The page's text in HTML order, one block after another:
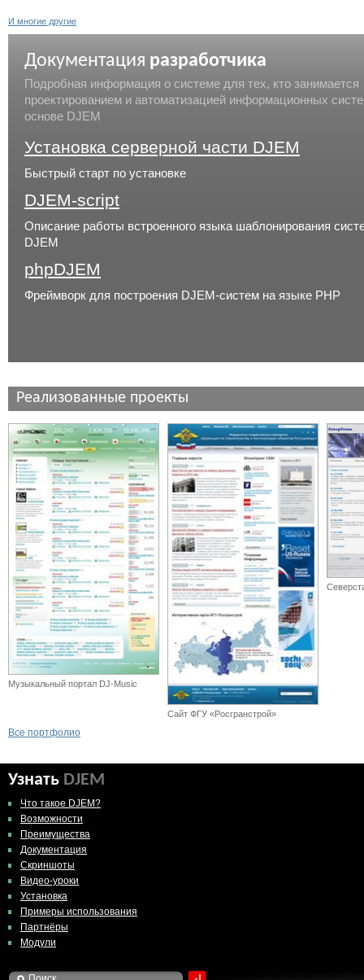
И многие другие
Документация разработчика
Подробная информация о системе для тех, кто занимается
проектированием и автоматизацией информационных
основе DJEM
Установка серверной части DJEM
Быстрый старт по установке
DJEM-script
Описание работы встроенного языка шаблонирования
DJEM
phpDJEM
Фреймворк для построения DJEM-систем на языке PHP
Реализованные проекты
Музыкальный портал DJ-Music
Сайт ФГУ «Росгранстрой»
Все портфолио
Узнать DJEM
Что такое DJEM?
Возможности
Преимущества
Документация
Скриншоты
Видео-уроки
Установка
Примеры использования
Партнёры
Модули